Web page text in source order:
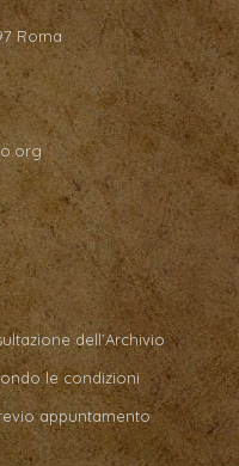
Roma
dell’Archivio
le condizioni
appuntamento